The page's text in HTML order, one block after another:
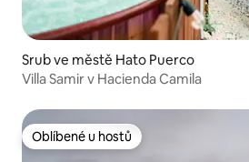
Srub ve městě Hato Puerco
Villa Samir v Hacienda Camila
Oblíbené u hostů
Oblíbené u hostů